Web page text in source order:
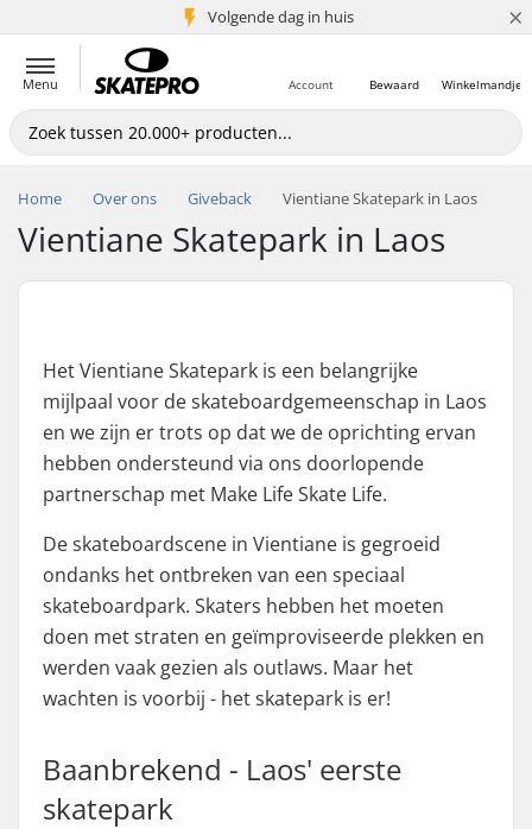
Volgende dag in huis
5+ mln. klanten ×
Menu Winkelmandje
Bewaard
Account
Home Over ons Giveback Vientiane Skatepark in Laos
Vientiane Skatepark in Laos
Het Vientiane Skatepark is een belangrijke
mijlpaal voor de skateboardgemeenschap in Laos
en we zijn er trots op dat we de oprichting ervan
hebben ondersteund via ons doorlopende
partnerschap met Make Life Skate Life.
De skateboardscene in Vientiane is gegroeid
ondanks het ontbreken van een speciaal
skateboardpark. Skaters hebben het moeten
doen met straten en geïmproviseerde plekken en
werden vaak gezien als outlaws. Maar het
wachten is voorbij - het skatepark is er!
Baanbrekend - Laos' eerste
skatepark